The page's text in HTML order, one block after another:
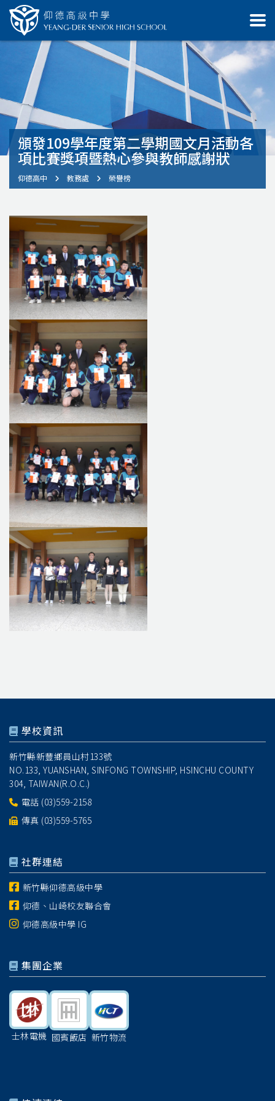
頒發109學年度第二學期國文月活動各
項比賽獎項暨熱心參與教師感謝狀
仰德高中 教務處 榮譽榜
學校資訊
新竹縣新豐鄉員山村133號
NO.133, YUANSHAN, SINFONG TOWNSHIP, HSINCHU COUNTY
304, TAIWAN(R.O.C.)
電話 (03)559-2158
傳真 (03)559-5765
社群連結
新竹縣仰德高級中學
仰德、山崎校友聯合會
仰德高級中學 IG
集團企業
士林電機 國賓飯店 新竹物流